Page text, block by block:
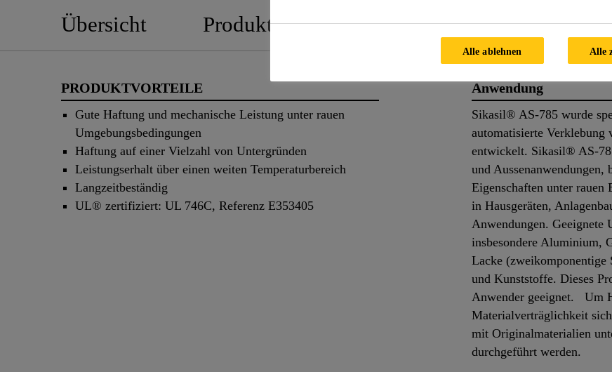
Übersicht Produktedetails Applikation
PRODUKTVORTEILE
Gute Haftung und mechanische Leistung unter rauen
Umgebungsbedingungen
Haftung auf einer Vielzahl von Untergründen
Leistungserhalt über einen weiten Temperaturbereich
Langzeitbeständig
UL® zertifiziert: UL 746C, Referenz E353405
Anwendung
Sikasil® AS-785 wurde
automatisierte
entwickelt. Sikasil® AS-
und Aussenanwendungen,
Eigenschaften unter
in Hausgeräten,
Anwendungen. Geeignete
insbesondere Aluminium,
Lacke (zweikomponentige
und Kunststoffe. Dieses
Anwender geeignet. Um
Materialverträglichkeit
mit Originalmaterialien
durchgeführt werden.
Alle ablehnen Alle